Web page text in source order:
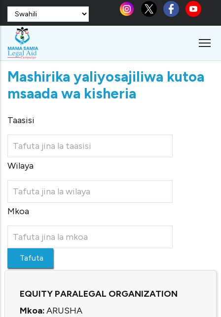
Skip
to
main
content
Select
your
language
Mashirika yaliyosajiliwa kutoa
msaada wa kisheria
Taasisi
Wilaya
Mkoa
EQUITY PARALEGAL ORGANIZATION
Mkoa:ARUSHA